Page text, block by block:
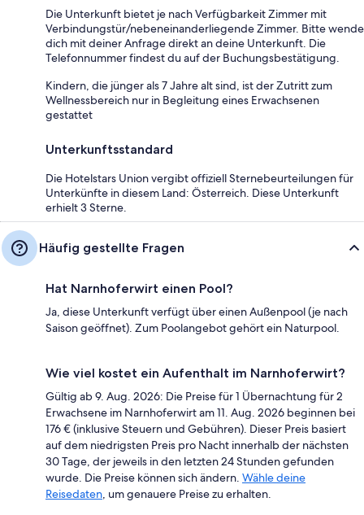
Die Unterkunft bietet je nach Verfügbarkeit Zimmer mit
Verbindungstür/nebeneinanderliegende Zimmer. Bitte wende
dich mit deiner Anfrage direkt an deine Unterkunft. Die
Telefonnummer findest du auf der Buchungsbestätigung.
Kindern, die jünger als 7 Jahre alt sind, ist der Zutritt zum
Wellnessbereich nur in Begleitung eines Erwachsenen
gestattet
Unterkunftsstandard
Die Hotelstars Union vergibt offiziell Sternebeurteilungen für
Unterkünfte in diesem Land: Österreich. Diese Unterkunft
erhielt 3 Sterne.
Häufig gestellte Fragen
Hat Narnhoferwirt einen Pool?
Ja, diese Unterkunft verfügt über einen Außenpool (je nach
Saison geöffnet). Zum Poolangebot gehört ein Naturpool.
Wie viel kostet ein Aufenthalt im Narnhoferwirt?
Gültig ab 9. Aug. 2026: Die Preise für 1 Übernachtung für 2
Erwachsene im Narnhoferwirt am 11. Aug. 2026 beginnen bei
176 € (inklusive Steuern und Gebühren). Dieser Preis basiert
auf dem niedrigsten Preis pro Nacht innerhalb der nächsten
30 Tage, der jeweils in den letzten 24 Stunden gefunden
wurde. Die Preise können sich ändern. Wähle deine
Reisedaten, um genauere Preise zu erhalten.